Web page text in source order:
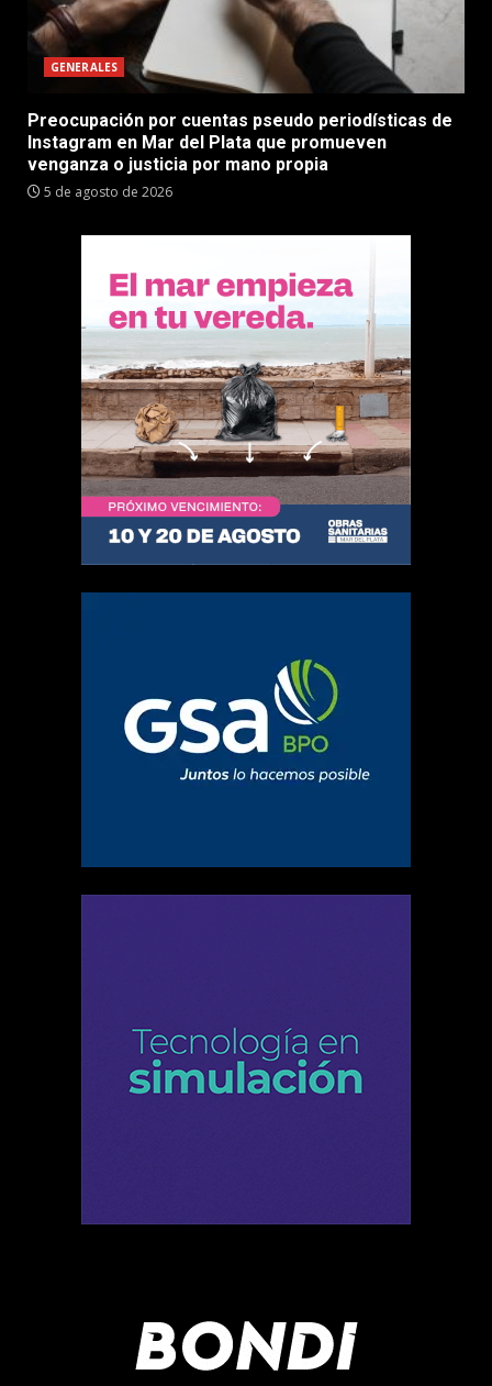
GENERALES
Preocupación por cuentas pseudo periodísticas de
Instagram en Mar del Plata que promueven
venganza o justicia por mano propia
5 de agosto de 2026